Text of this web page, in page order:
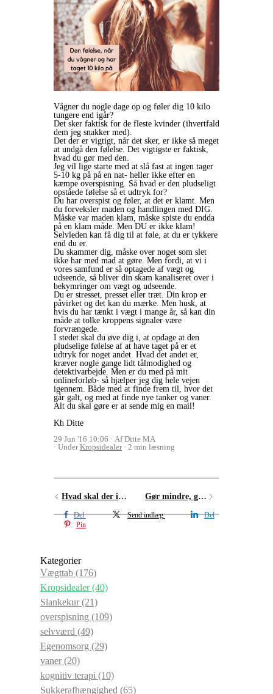
Vågner du nogle dage op og føler dig 10 kilo
tungere end igår?
Det sker faktisk for de fleste kvinder (ihvertfald
dem jeg snakker med).
Det der er vigtigt, når det sker, er ikke så meget
at undgå den følelse. Det vigtigste er faktisk,
hvad du gør med den.
Jeg vil lige starte med at slå fast at ingen tager
5-10 kg på på en nat- heller ikke efter en
kæmpe overspisning. Så hvad er den pludseligt
opståede følelse så et udtryk for?
Du har overspist og føler, at det er klamt. Men
du forveksler maden og handlingen med DIG.
Måske var maden klam, måske spiste du endda
på en klam måde. Men DU er ikke klam!
Selvleden kan få dig til at føle, at du er tykkere
end du er.
Du skammer dig, måske over noget som slet
ikke har med mad at gøre. Men fordi, at vi i
vores samfund er så optagede af vægt og
udseende, så bliver din skam kanaliseret over i
bekymringer om vægt og udseende.
Du er stresset, presset eller træt. Din krop er
påvirket og det kan du mærke. Men husk, at
hvis du har tænkt i vægt i mange år, så kan din
måde at tolke kroppens signaler være
forvrængede.
I stedet skal du øve dig i, at opdage at den
pludselige følelse af at have taget på er et
udtryk for noget andet. Hvad det andet er,
kræver nogle gange lidt tålmodighed og
detektivarbejde. Men er du med på mit
onlineforløb- så hjælper jeg dig hele vejen
igennem. Både med at finde frem til, hvor det
går galt, og med at finde nye tanker og vaner.
Alt du skal gøre er at sende mig en mail!
Kh Ditte
29 Jun '16 10:06
Af Ditte MA
UnderKropsidealer 2 min læsning
Hvad skal der i depoterne? Gør mindre, godt
Del Send indlæg
Del
Pin
Kategorier
Vægttab (176)
Kropsidealer(40)
Slankekur(21)
overspisning (109)
selvværd (49)
Egenomsorg (29)
vaner(20)
kognitiv terapi (10)
Sukkerafhængighed (65)